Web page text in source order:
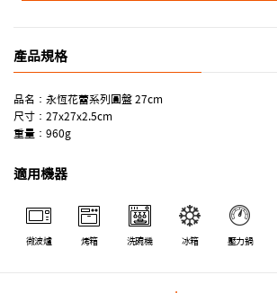
產品規格
品名：永恆花蕾系列圓盤 27cm
尺寸：27x27x2.5cm
重量：960g
適用機器
微波爐 烤箱 洗碗機 冰箱 壓力鍋